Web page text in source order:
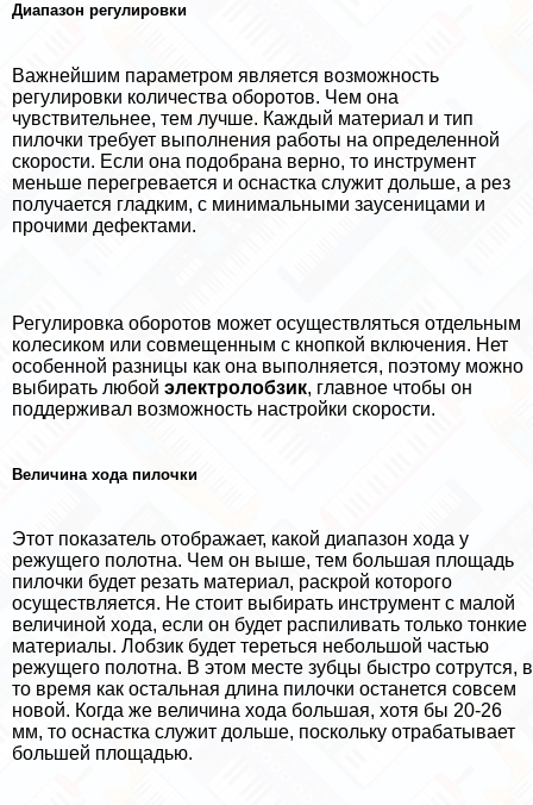
Диапазон регулировки
Важнейшим параметром является возможность
регулировки количества оборотов. Чем она
чувствительнее, тем лучше. Каждый материал и тип
пилочки требует выполнения работы на определенной
скорости. Если она подобрана верно, то инструмент
меньше перегревается и оснастка служит дольше, а рез
получается гладким, с минимальными заусеницами и
прочими дефектами.
Регулировка оборотов может осуществляться отдельным
колесиком или совмещенным с кнопкой включения. Нет
особенной разницы как она выполняется, поэтому можно
выбирать любой электролобзик, главное чтобы он
поддерживал возможность настройки скорости.
Величина хода пилочки
Этот показатель отображает, какой диапазон хода у
режущего полотна. Чем он выше, тем большая площадь
пилочки будет резать материал, раскрой которого
осуществляется. Не стоит выбирать инструмент с малой
величиной хода, если он будет распиливать только тонкие
материалы. Лобзик будет тереться небольшой частью
режущего полотна. В этом месте зубцы быстро сотрутся, в
то время как остальная длина пилочки останется совсем
новой. Когда же величина хода большая, хотя бы 20-26
мм, то оснастка служит дольше, поскольку отpaбатывает
большей площадью.